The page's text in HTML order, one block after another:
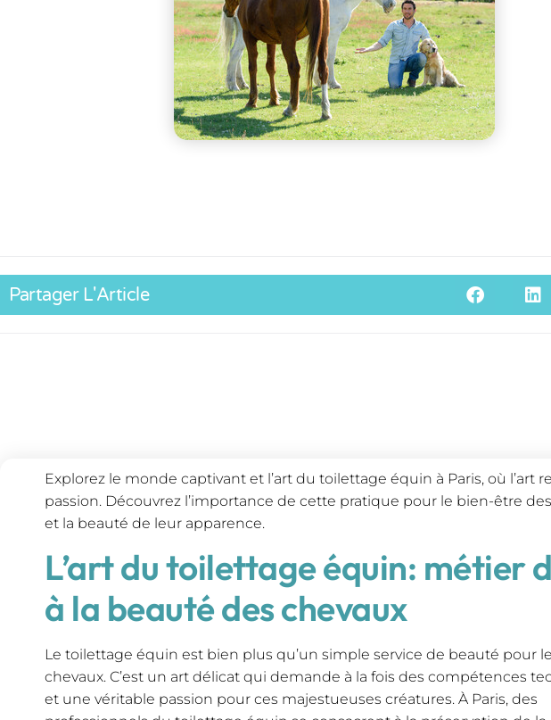
Partager L'Article
Explorez le monde captivant et l’art du toilettage équin à Paris, où l’art
passion. Découvrez l’importance de cette pratique pour le bien-être
et la beauté de leur apparence.
L’art du toilettage équin: métier
à la beauté des chevaux
Le toilettage équin est bien plus qu’un simple service de beauté pour
chevaux. C’est un art délicat qui demande à la fois des compétences
et une véritable passion pour ces majestueuses créatures. À Paris, des